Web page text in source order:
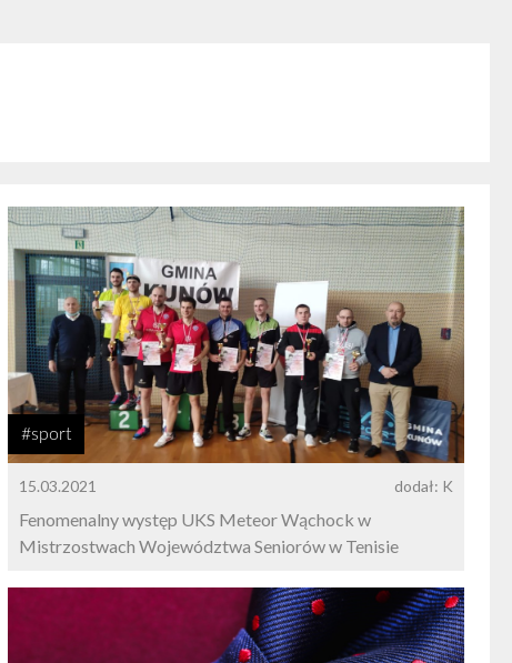
#sport
15.03.2021 dodał: K
Fenomenalny występ UKS Meteor Wąchock w
Mistrzostwach Województwa Seniorów w Tenisie